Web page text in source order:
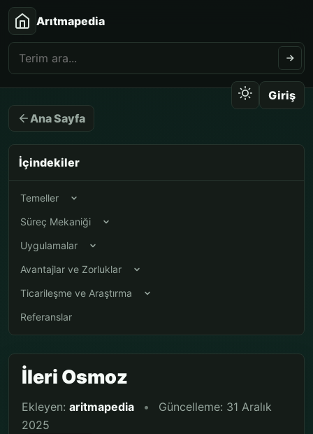
Arıtmapedia
Giriş
Ana Sayfa
İçindekiler
Temeller
Süreç Mekaniği
Uygulamalar
Avantajlar ve Zorluklar
Ticarileşme ve Araştırma
Referanslar
İleri Osmoz
Ekleyen: aritmapedia •
Güncelleme: 31 Aralık
2025